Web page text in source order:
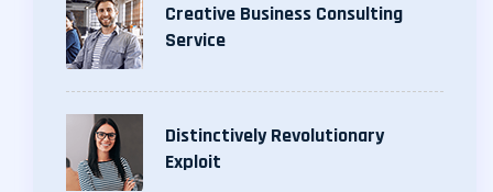
Creative Business Consulting
Service
Distinctively Revolutionary
Exploit